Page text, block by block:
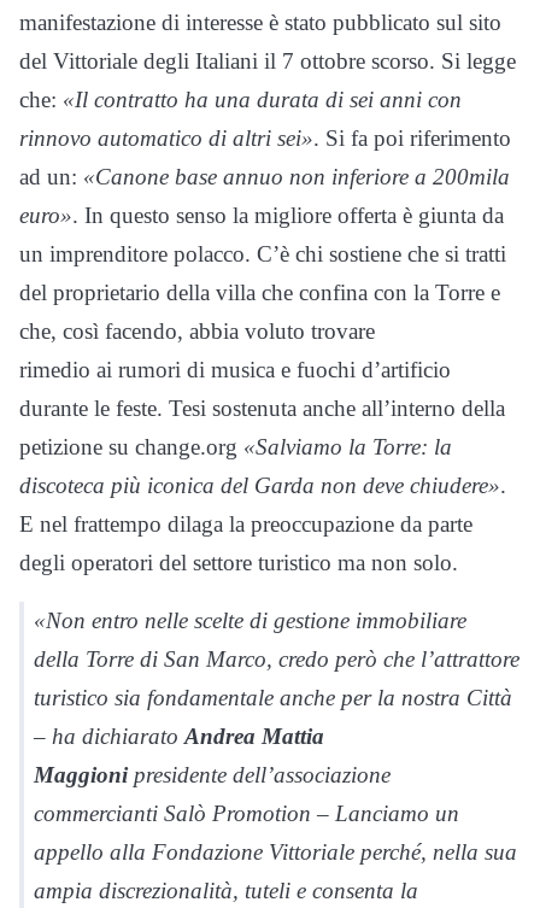
manifestazione di interesse è stato pubblicato sul sito
del Vittoriale degli Italiani il 7 ottobre scorso. Si legge
che: «Il contratto ha una durata di sei anni con
rinnovo automatico di altri sei». Si fa poi riferimento
ad un: «Canone base annuo non inferiore a 200mila
euro». In questo senso la migliore offerta è giunta da
un imprenditore polacco. C’è chi sostiene che si tratti
del proprietario della villa che confina con la Torre e
che, così facendo, abbia voluto trovare
rimedio ai rumori di musica e fuochi d’artificio
durante le feste. Tesi sostenuta anche all’interno della
petizione su change.org «Salviamo la Torre: la
discoteca più iconica del Garda non deve chiudere».
E nel frattempo dilaga la preoccupazione da parte
degli operatori del settore turistico ma non solo.
«Non entro nelle scelte di gestione immobiliare
della Torre di San Marco, credo però che l’attrattore
turistico sia fondamentale anche per la nostra Città
– ha dichiarato Andrea Mattia
Maggionipresidente dell’associazione
commercianti Salò Promotion – Lanciamo un
appello alla Fondazione Vittoriale perché, nella sua
ampia discrezionalità, tuteli e consenta la